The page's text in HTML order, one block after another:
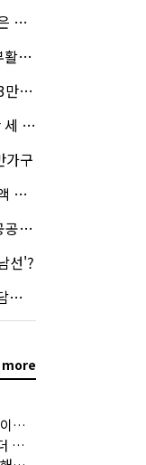
?
명
다
가구
레'
선'?
more
주택공급 '속도' 강조한 LH 이성훈 "전력질주해야"
한 발 빠른 '김용범 페북'…더 강한 부동산 규제 나오나